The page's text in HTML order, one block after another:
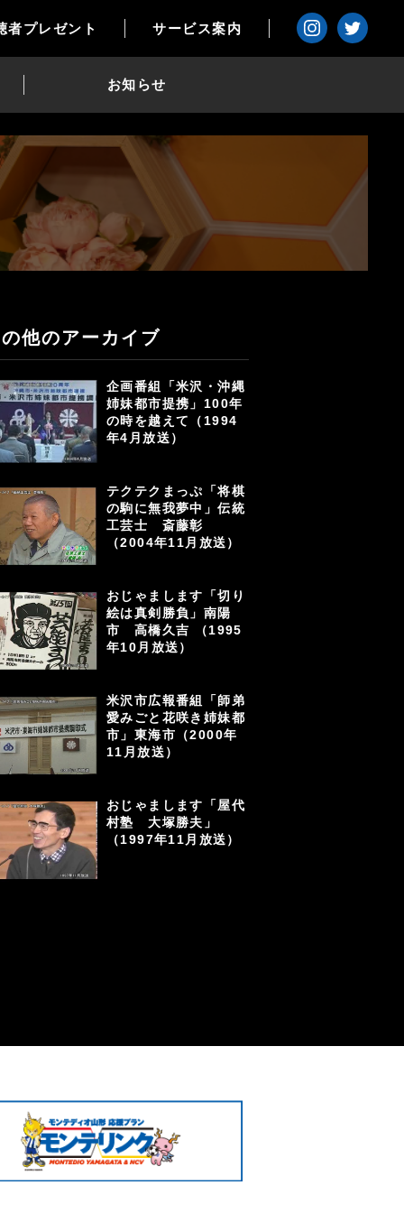
者プレゼント サービス案内
お知らせ
その他のアーカイブ
企画番組「米沢・沖縄
姉妹都市提携」100年
の時を越えて（1994
年4月放送）
テクテクまっぷ「将棋
の駒に無我夢中」伝統
工芸士 斎藤彰
（2004年11月放送）
おじゃまします「切り
絵は真剣勝負」南陽
市 高橋久吉 （1995
年10月放送）
米沢市広報番組「師弟
愛みごと花咲き姉妹都
市」東海市（2000年
11月放送）
おじゃまします「屋代
村塾 大塚勝夫」
（1997年11月放送）